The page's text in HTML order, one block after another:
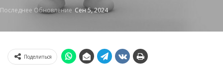
Последнее Обновление Сен 5, 2024
Поделиться